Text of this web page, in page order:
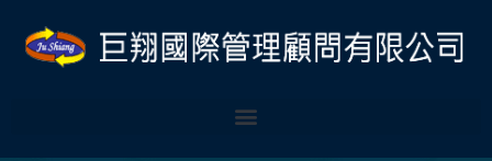
navigation